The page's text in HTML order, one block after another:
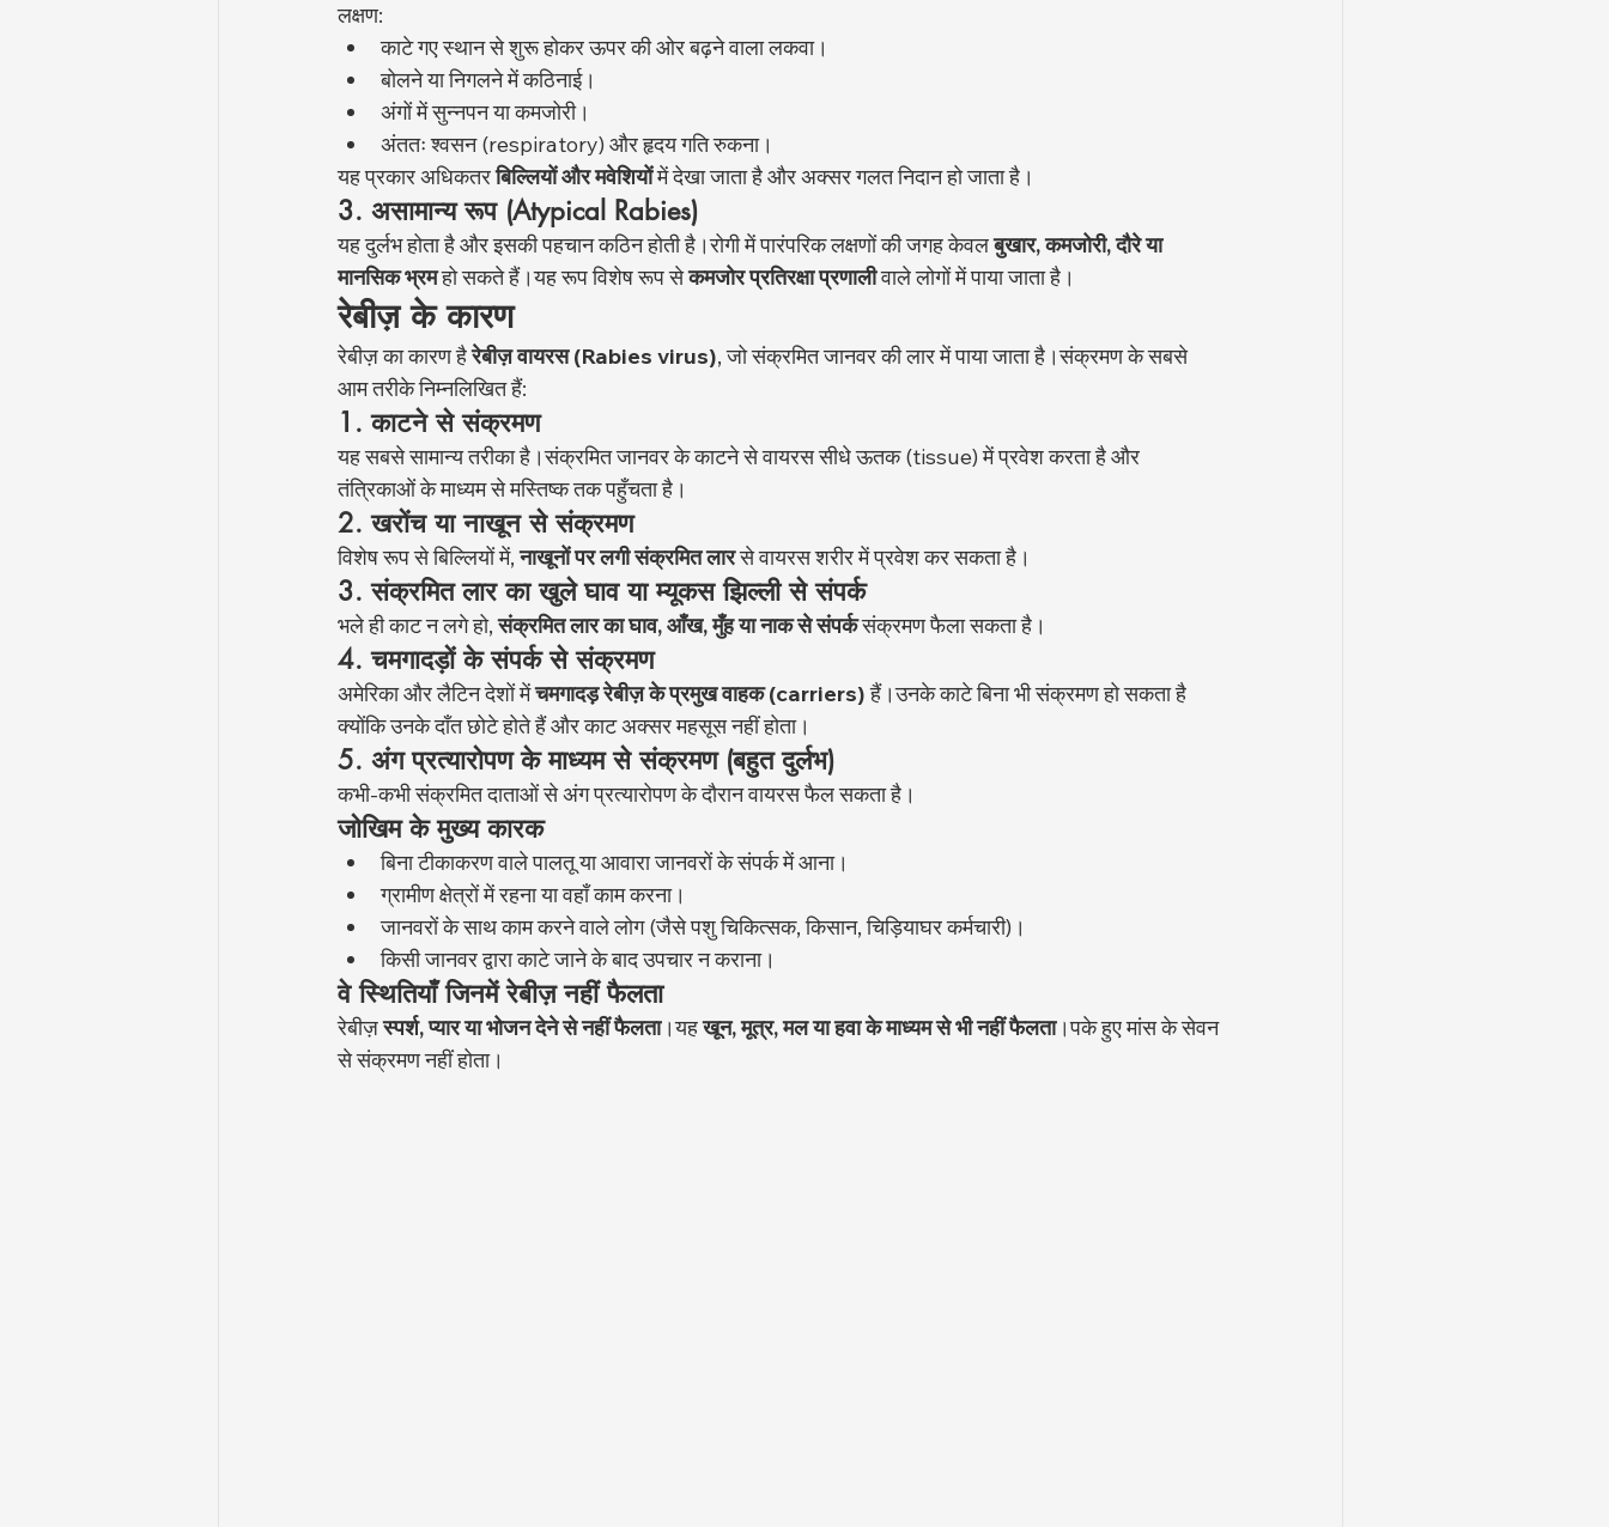
लक्षण:
काटे गए स्थान से शुरू होकर ऊपर की ओर बढ़ने वाला लकवा।
बोलने या निगलने में कठिनाई।
अंगों में सुन्नपन या कमजोरी।
अंततः श्वसन (respiratory) और हृदय गति रुकना।
यह प्रकार अधिकतर बिल्लियों और मवेशियों में देखा जाता है और अक्सर गलत निदान हो जाता है।
3. असामान्य रूप (Atypical Rabies)
यह दुर्लभ होता है और इसकी पहचान कठिन होती है।रोगी में पारंपरिक लक्षणों की जगह केवल बुखार, कमजोरी, दौरे या
मानसिक भ्रम हो सकते हैं।यह रूप विशेष रूप से कमजोर प्रतिरक्षा प्रणाली वाले लोगों में पाया जाता है।
रेबीज़ के कारण
रेबीज़ का कारण है रेबीज़ वायरस (Rabies virus), जो संक्रमित जानवर की लार में पाया जाता है।संक्रमण के सबसे
आम तरीके निम्नलिखित हैं:
1. काटने से संक्रमण
यह सबसे सामान्य तरीका है।संक्रमित जानवर के काटने से वायरस सीधे ऊतक (tissue) में प्रवेश करता है और
तंत्रिकाओं के माध्यम से मस्तिष्क तक पहुँचता है।
2. खरोंच या नाखून से संक्रमण
विशेष रूप से बिल्लियों में, नाखूनों पर लगी संक्रमित लार से वायरस शरीर में प्रवेश कर सकता है।
3. संक्रमित लार का खुले घाव या म्यूकस झिल्ली से संपर्क
भले ही काट न लगे हो, संक्रमित लार का घाव, आँख, मुँह या नाक से संपर्क संक्रमण फैला सकता है।
4. चमगादड़ों के संपर्क से संक्रमण
अमेरिका और लैटिन देशों में चमगादड़ रेबीज़ के प्रमुख वाहक (carriers) हैं।उनके काटे बिना भी संक्रमण हो सकता है
क्योंकि उनके दाँत छोटे होते हैं और काट अक्सर महसूस नहीं होता।
5. अंग प्रत्यारोपण के माध्यम से संक्रमण (बहुत दुर्लभ)
कभी-कभी संक्रमित दाताओं से अंग प्रत्यारोपण के दौरान वायरस फैल सकता है।
जोखिम के मुख्य कारक
बिना टीकाकरण वाले पालतू या आवारा जानवरों के संपर्क में आना।
ग्रामीण क्षेत्रों में रहना या वहाँ काम करना।
जानवरों के साथ काम करने वाले लोग (जैसे पशु चिकित्सक, किसान, चिड़ियाघर कर्मचारी)।
किसी जानवर द्वारा काटे जाने के बाद उपचार न कराना।
वे स्थितियाँ जिनमें रेबीज़ नहीं फैलता
रेबीज़ स्पर्श, प्यार या भोजन देने से नहीं फैलता।यह खून, मूत्र, मल या हवा के माध्यम से भी नहीं फैलता।पके हुए मांस के सेवन
से संक्रमण नहीं होता।